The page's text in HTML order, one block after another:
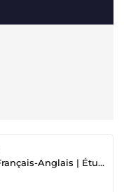
Transcription & Traduction Français-Anglais | Étudiante Audiovisuel